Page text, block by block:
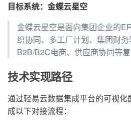
目标系统：金蝶云星空
金蝶云星空是面向集团企业的
织协同、多工厂计划、集团财
B2B/B2C电商、供应商协同等复
技术实现路径
通过轻易云数据集成平台的可视
成以下对接流程：